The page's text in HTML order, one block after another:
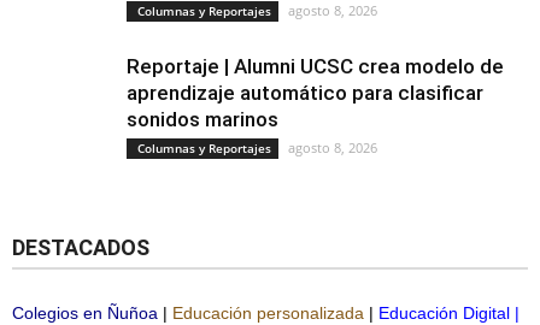
Columnas y Reportajes agosto 8, 2026
Reportaje | Alumni UCSC crea modelo de
aprendizaje automático para clasificar
sonidos marinos
Columnas y Reportajes agosto 8, 2026
DESTACADOS
Colegios en Ñuñoa | Educación personalizada | Educación Digital |